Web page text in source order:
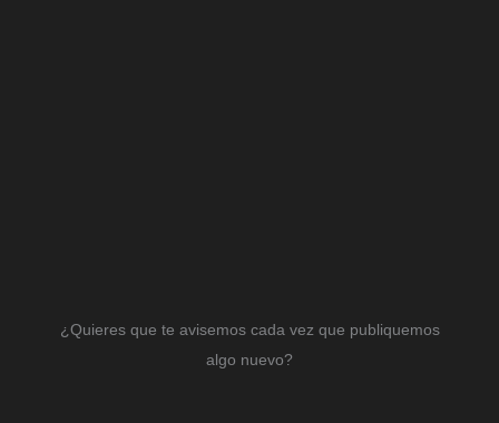
¿Quieres que te avisemos cada vez que publiquemos
algo nuevo?